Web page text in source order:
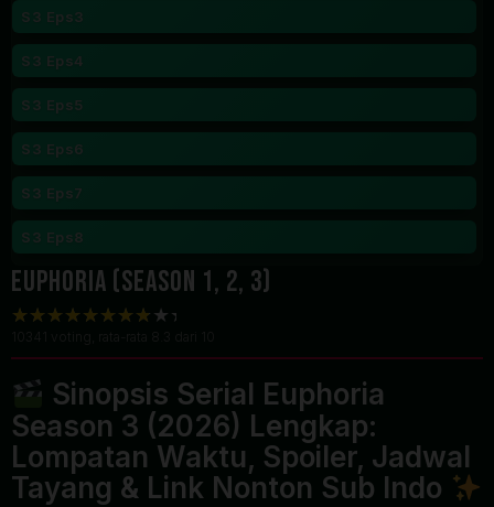
S3 Eps3
S3 Eps4
S3 Eps5
S3 Eps6
S3 Eps7
S3 Eps8
Euphoria (Season 1, 2, 3)
Sinopsis Serial Euphoria
Season 3 (2026) Lengkap:
Lompatan Waktu, Spoiler, Jadwal
Tayang & Link Nonton Sub Indo